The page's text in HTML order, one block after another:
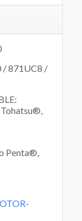
/ 871UC8 /
Penta®,